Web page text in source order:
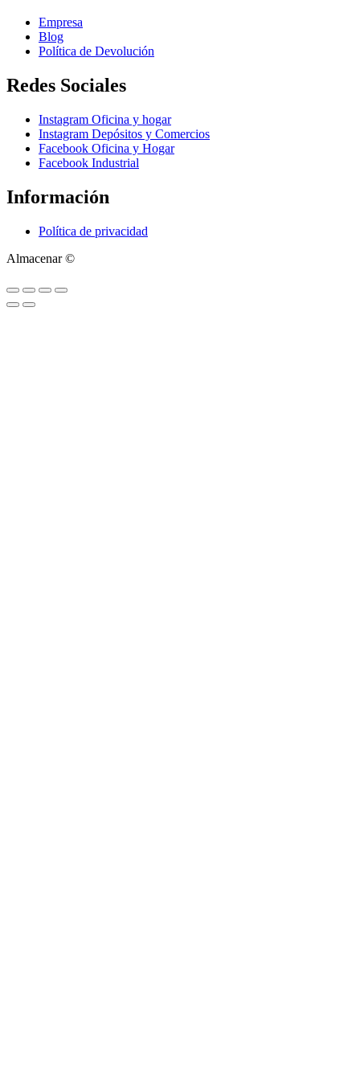
Empresa
Blog
Política de Devolución
Redes Sociales
Instagram Oficina y hogar
Instagram Depósitos y Comercios
Facebook Oficina y Hogar
Facebook Industrial
Información
Política de privacidad
Almacenar ©